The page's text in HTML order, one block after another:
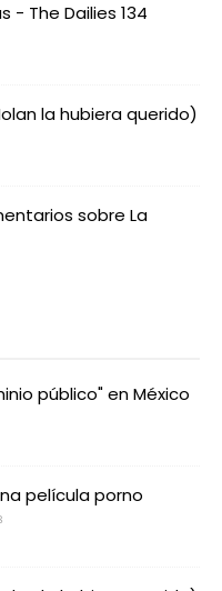
- The Dailies 134
la hubiera querido)
sobre La
público" en México
película porno